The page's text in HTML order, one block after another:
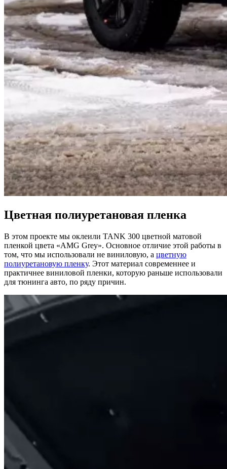
Цветная полиуретановая пленка
В этом проекте мы оклеили TANK 300 цветной матовой
пленкой цвета «AMG Grey». Основное отличие этой работы в
том, что мы использовали не виниловую, а цветную
полиуретановую пленку. Этот материал современнее и
практичнее виниловой пленки, которую раньше использовали
для тюнинга авто, по ряду причин.